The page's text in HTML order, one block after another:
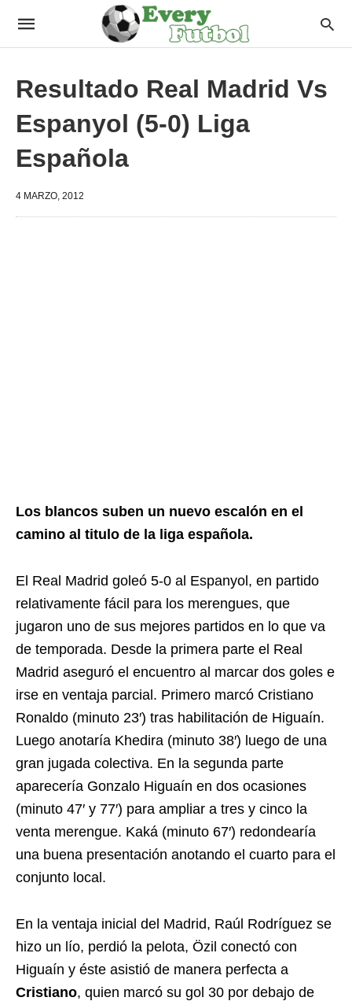
Resultado Real Madrid Vs
Espanyol (5-0) Liga
Española
4 MARZO, 2012
Los blancos suben un nuevo escalón en el
camino al titulo de la liga española.
El Real Madrid goleó 5-0 al Espanyol, en partido
relativamente fácil para los merengues, que
jugaron uno de sus mejores partidos en lo que va
de temporada. Desde la primera parte el Real
Madrid aseguró el encuentro al marcar dos goles e
irse en ventaja parcial. Primero marcó Cristiano
Ronaldo (minuto 23′) tras habilitación de Higuaín.
Luego anotaría Khedira (minuto 38′) luego de una
gran jugada colectiva. En la segunda parte
aparecería Gonzalo Higuaín en dos ocasiones
(minuto 47′ y 77′) para ampliar a tres y cinco la
venta merengue. Kaká (minuto 67′) redondearía
una buena presentación anotando el cuarto para el
conjunto local.
En la ventaja inicial del Madrid, Raúl Rodríguez se
hizo un lío, perdió la pelota, Özil conectó con
Higuaín y éste asistió de manera perfecta a
Cristiano, quien marcó su gol 30 por debajo de